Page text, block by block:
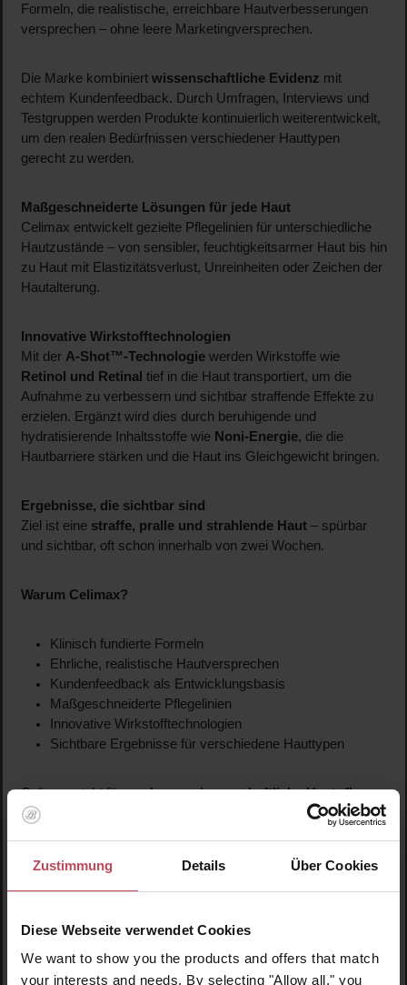
Zustimmung Details Über Cookies
Diese Webseite verwendet Cookies
We want to show you the products and offers that match
your interests and needs. By selecting "Allow all," you
Formeln, die realistische, erreichbare Hautverbesserungen
versprechen – ohne leere Marketingversprechen.
Die Marke kombiniert wissenschaftliche Evidenz mit
echtem Kundenfeedback. Durch Umfragen, Interviews und
Testgruppen werden Produkte kontinuierlich weiterentwickelt,
um den realen Bedürfnissen verschiedener Hauttypen
gerecht zu werden.
Maßgeschneiderte Lösungen für jede Haut
Celimax entwickelt gezielte Pflegelinien für unterschiedliche
Hautzustände – von sensibler, feuchtigkeitsarmer Haut bis hin
zu Haut mit Elastizitätsverlust, Unreinheiten oder Zeichen der
Hautalterung.
Innovative Wirkstofftechnologien
Mit der A-Shot™-Technologiewerden Wirkstoffe wie
Retinol und Retinal tief in die Haut transportiert, um die
Aufnahme zu verbessern und sichtbar straffende Effekte zu
erzielen. Ergänzt wird dies durch beruhigende und
hydratisierende Inhaltsstoffe wie Noni-Energie, die die
Hautbarriere stärken und die Haut ins Gleichgewicht bringen.
Ergebnisse, die sichtbar sind
Ziel ist eine straffe, pralle und strahlende Haut– spürbar
und sichtbar, oft schon innerhalb von zwei Wochen.
Warum Celimax?
Klinisch fundierte Formeln
Ehrliche, realistische Hautversprechen
Kundenfeedback als Entwicklungsbasis
Maßgeschneiderte Pflegelinien
Innovative Wirkstofftechnologien
Sichtbare Ergebnisse für verschiedene Hauttypen
Celimax steht fürmoderne, wissenschaftliche Hautpflege,
die wirkt – transparent, zielgerichtet und hautnah.